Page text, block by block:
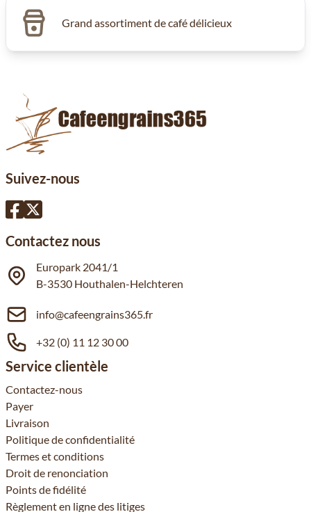
Grand assortiment de café délicieux
Suivez-nous
Contactez nous
Europark 2041/1
B-3530 Houthalen-Helchteren
info@cafeengrains365.fr
+32 (0) 11 12 30 00
Service clientèle
Contactez-nous
Payer
Livraison
Politique de confidentialité
Termes et conditions
Droit de renonciation
Points de fidélité
Règlement en ligne des litiges